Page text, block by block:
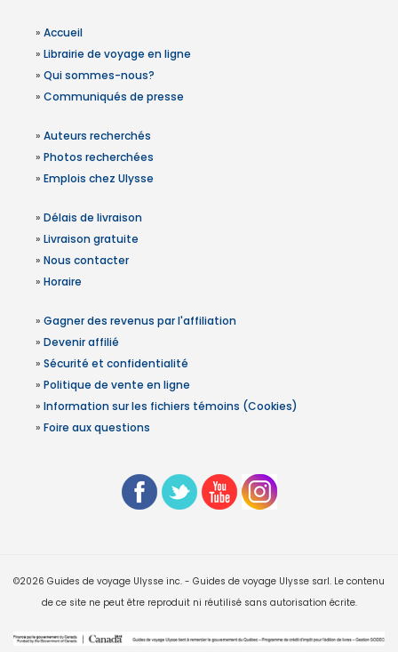
» Accueil
» Librairie de voyage en ligne
» Qui sommes-nous?
» Communiqués de presse
» Auteurs recherchés
» Photos recherchées
» Emplois chez Ulysse
» Délais de livraison
» Livraison gratuite
» Nous contacter
» Horaire
» Gagner des revenus par l'affiliation
» Devenir affilié
» Sécurité et confidentialité
» Politique de vente en ligne
» Information sur les fichiers témoins (Cookies)
» Foire aux questions
©2026 Guides de voyage Ulysse inc. - Guides de voyage Ulysse sarl. Le contenu
de ce site ne peut être reproduit ni réutilisé sans autorisation écrite.